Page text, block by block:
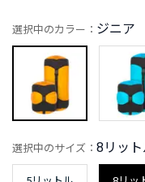
選択中のカラー： ジニア
選択中のサイズ： 8リット